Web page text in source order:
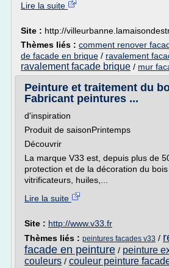
Lire la suite
Site : http://
Thèmes liés : comment renover
de facade en brique / ravalement
ravalement facade brique / mur
Peinture et traitement du
Fabricant peintures ...
d'inspiration
Produit de saisonPrintemps
Découvrir
La marque V33 est, depuis plus de
protection et de la décoration du
vitrificateurs, huiles,...
Lire la suite
Site : http://www.v33.fr
Thèmes liés : peintures facades v33 /
facade en peinture / peinture
couleurs / couleur peinture